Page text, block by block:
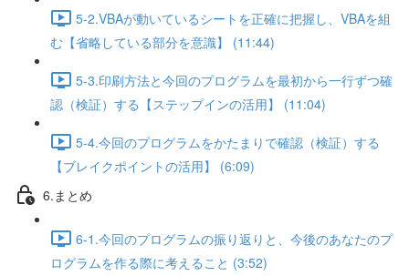
5-2.VBAが動いているシートを正確に把握し、VBAを組
む【省略している部分を意識】 (11:44)
5-3.印刷方法と今回のプログラムを最初から一行ずつ確
認（検証）する【ステップインの活用】 (11:04)
5-4.今回のプログラムをかたまりで確認（検証）する
【ブレイクポイントの活用】 (6:09)
6.まとめ
6-1.今回のプログラムの振り返りと、今後のあなたのプ
ログラムを作る際に考えること (3:52)